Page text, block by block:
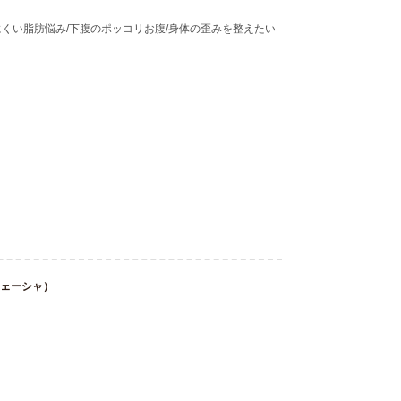
い脂肪悩み/下腹のポッコリお腹/身体の歪みを整えたい
ーシャ）